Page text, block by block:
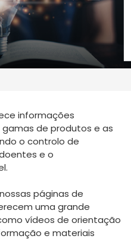
Nederlands
Norway
Portugal
Russia
English
informações
de produtos e as
o controlo de
e o
páginas de
uma grande
vídeos de orientação
e materiais